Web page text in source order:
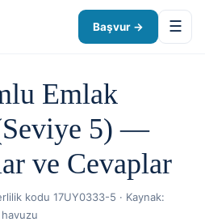
Başvur → ☰
Emlak
(Seviye 5) —
ve Cevaplar
kodu 17UY0333-5 · Kaynak: